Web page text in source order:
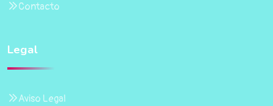
Contacto
Legal
Aviso Legal